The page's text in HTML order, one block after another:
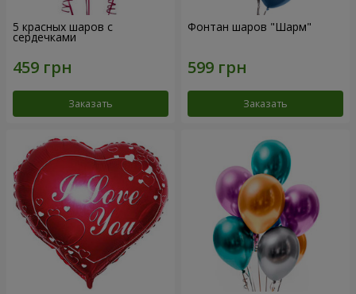
5 красных шаров с
сердечками
Заказать
Фонтан шаров "Шарм"
Заказать